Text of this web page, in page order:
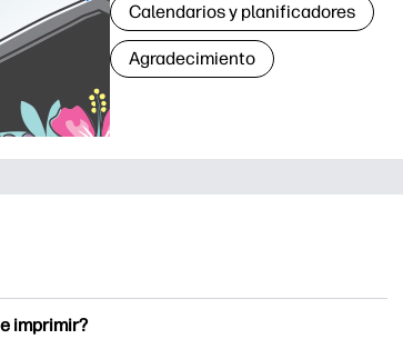
Calendarios y planificadores
Agradecimiento
imprimir?